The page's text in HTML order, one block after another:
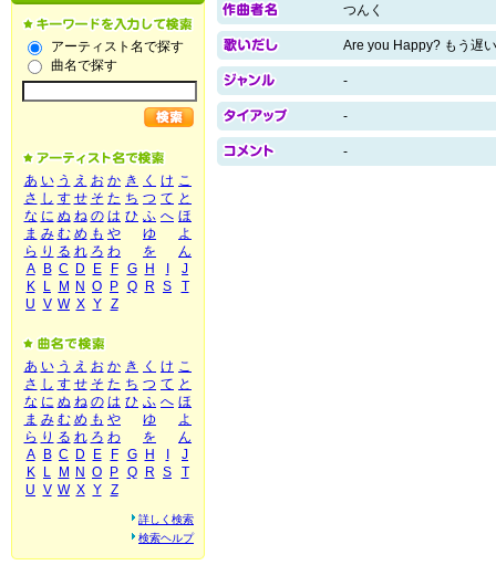
アーティスト名で探す
曲名で探す
あ い う え お か き く け こ
さ し す せ そ た ち つ て と
な に ぬ ね の は ひ ふ へ ほ
ま み む め も や ゆ
よ
ら り る れ ろ わ を
ん
A
B C D E F G H
J
K
L M N O P Q R S
T
U V W X Y Z
あ い う え お か き く け こ
さ し す せ そ た ち つ て と
な に ぬ ね の は ひ ふ へ ほ
ま み む め も や ゆ
よ
ら り る れ ろ わ を
ん
A
B C D E F G H
J
K
L M N O P Q R S
T
U V W X Y Z
詳しく検索
検索ヘルプ
つんく
Are you Happy? もう遅
-
-
-